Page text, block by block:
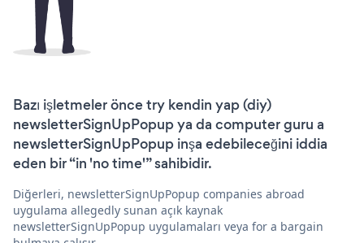
Bazı işletmeler önce try kendin yap (diy)
newsletterSignUpPopup ya da computer guru a
newsletterSignUpPopup inşa edebileceğini iddia
eden bir “in 'no time'” sahibidir.
Diğerleri, newsletterSignUpPopup companies abroad
uygulama allegedly sunan açık kaynak
newsletterSignUpPopup uygulamaları veya for a bargain